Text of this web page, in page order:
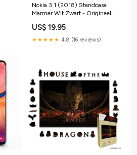
Nokia 3.1 (2018) Standcase
Marmer Wit Zwart - Origineel
Standcase Hoesje
US$ 19.95
★★★★★ 4.8 (16 reviews)